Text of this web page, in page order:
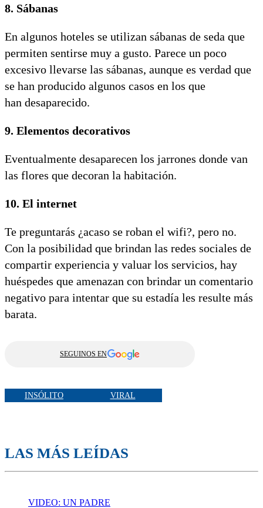
8. Sábanas
En algunos hoteles se utilizan sábanas de seda que
permiten sentirse muy a gusto. Parece un poco
excesivo llevarse las sábanas, aunque es verdad que
se han producido algunos casos en los que
han desaparecido.
9. Elementos decorativos
Eventualmente desaparecen los jarrones donde van
las flores que decoran la habitación.
10. El internet
Te preguntarás ¿acaso se roban el wifi?, pero no.
Con la posibilidad que brindan las redes sociales de
compartir experiencia y valuar los servicios, hay
huéspedes que amenazan con brindar un comentario
negativo para intentar que su estadía les resulte más
barata.
SEGUINOS EN
INSÓLITO VIRAL
LAS MÁS LEÍDAS
VIDEO: UN PADRE